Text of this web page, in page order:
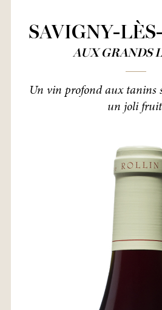
SAVIGNY-
AUX GRANDS
Un vin profond aux tanins
un joli